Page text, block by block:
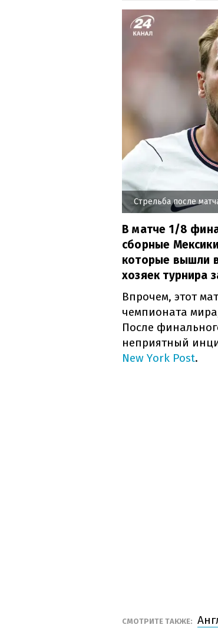
Стрельба после
В матче 1/8
сборные
которые вышли
хозяек турнира
Впрочем, этот
чемпионата
После
неприятный
New York Post.
СМОТРИТЕ ТАКЖЕ: